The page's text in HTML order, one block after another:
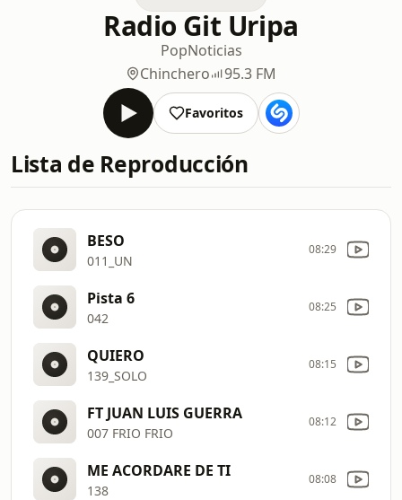
Radio Git Uripa
PopNoticias
Chinchero
95.3 FM
Favoritos
Lista de Reproducción
BESO
011_UN
08:29
Pista 6
042
08:25
QUIERO
139_SOLO
08:15
FT JUAN LUIS GUERRA
007 FRIO FRIO
08:12
ME ACORDARE DE TI
138
08:08